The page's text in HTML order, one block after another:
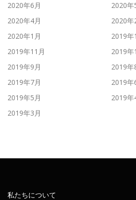
2020年6月
2020年
2020年4月
2020年
2020年1月
2019年
2019年11月
2019年
2019年9月
2019年
2019年7月
2019年
2019年5月
2019年
2019年3月
私たちについて